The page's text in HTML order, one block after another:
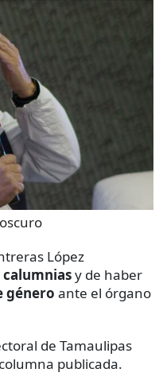
López
calumniasy de haber
género ante el órgano
de Tamaulipas
publicada.